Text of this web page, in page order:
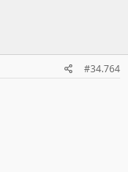
#34.764